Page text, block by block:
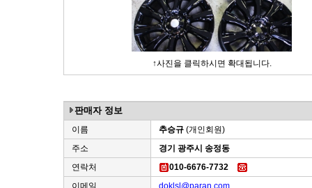
↑사진을 클릭하시면 확대됩니다.
판매자 정보
이름 추승규 (개인회원)
주소
경기 광주시 송정동
연락처
010-6676-7732
이메일
doklsl@paran.com